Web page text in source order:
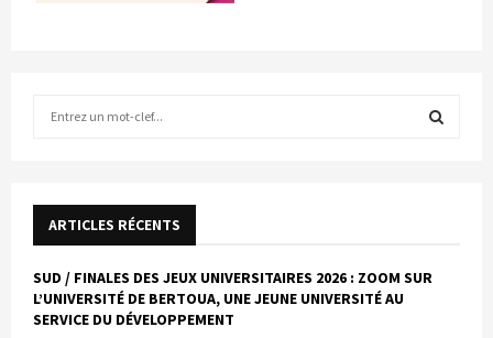
c
e
p
ARTICLES RÉCENTS
SUD / FINALES DES JEUX UNIVERSITAIRES 2026 : ZOOM SUR
L’UNIVERSITÉ DE BERTOUA, UNE JEUNE UNIVERSITÉ AU
SERVICE DU DÉVELOPPEMENT